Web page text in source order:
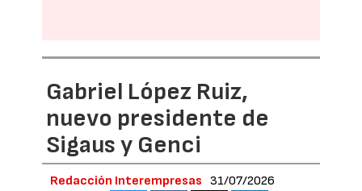
Gabriel López Ruiz,
nuevo presidente de
Sigaus y Genci
Redacción Interempresas 31/07/2026